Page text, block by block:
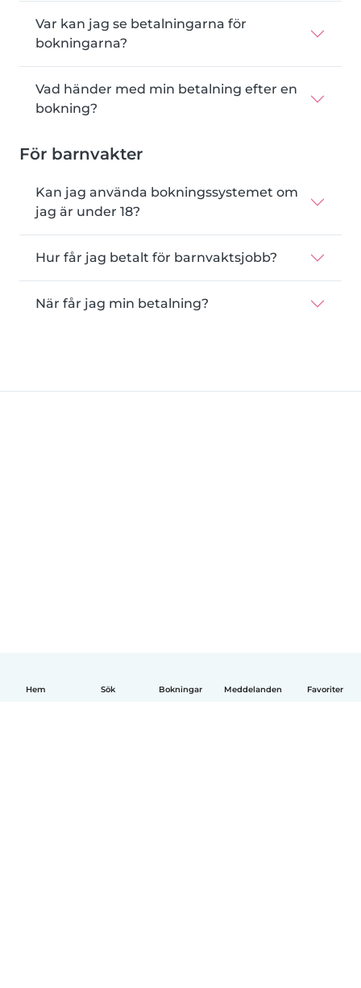
Hem Sök Bokningar Meddelanden Favoriter
Var kan jag se betalningarna för
bokningarna?
Vad händer med min betalning efter en
bokning?
För barnvakter
Kan jag använda bokningssystemet om
jag är under 18?
Hur får jag betalt för barnvaktsjobb?
När får jag min betalning?